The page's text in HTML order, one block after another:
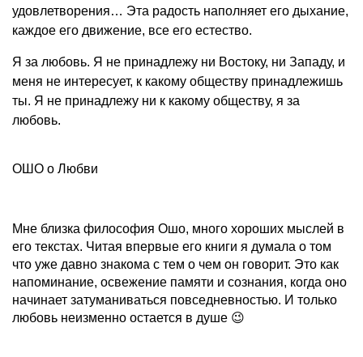
удовлетворения… Эта радость наполняет его дыхание,
каждое его движение, все его естество.
Я за любовь. Я не принадлежу ни Востоку, ни Западу, и
меня не интересует, к какому обществу принадлежишь
ты. Я не принадлежу ни к какому обществу, я за
любовь.
ОШО о Любви
Мне близка философия Ошо, много хороших мыслей в
его текстах. Читая впервые его книги я думала о том
что уже давно знакома с тем о чем он говорит. Это как
напоминание, освежение памяти и сознания, когда оно
начинает затуманиваться повседневностью. И только
любовь неизменно остается в душе 😉